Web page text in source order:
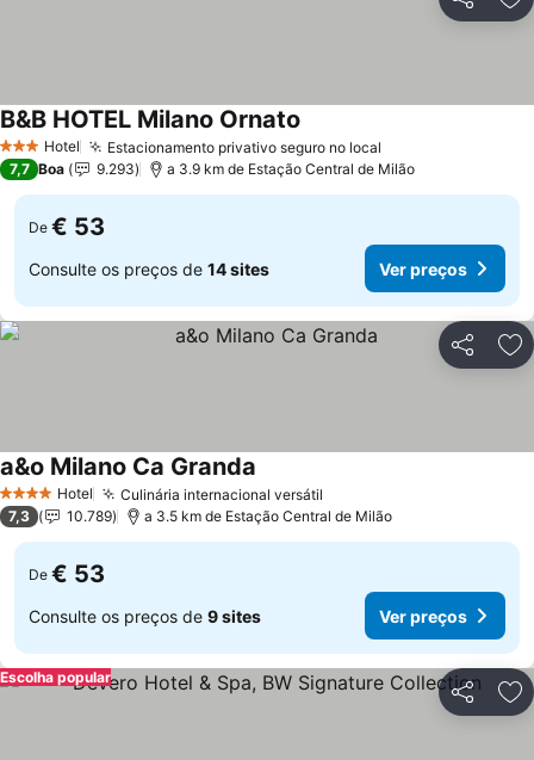
Partilhar
3 EstrelasHotel Estacionamento privativo seguro no local
B&B HOTEL Milano Ornato
7,7 Boa 9.293 a 3.9 km de Estação Central de Milão
De € 53
Consulte os preços de 14 sites Ver preços
Partilhar
4 EstrelasHotel Culinária internacional versátil
a&o Milano Ca Granda
7,3 10.789 a 3.5 km de Estação Central de Milão
De € 53
Consulte os preços de 9 sites Ver preços
Partilhar
Escolha popular